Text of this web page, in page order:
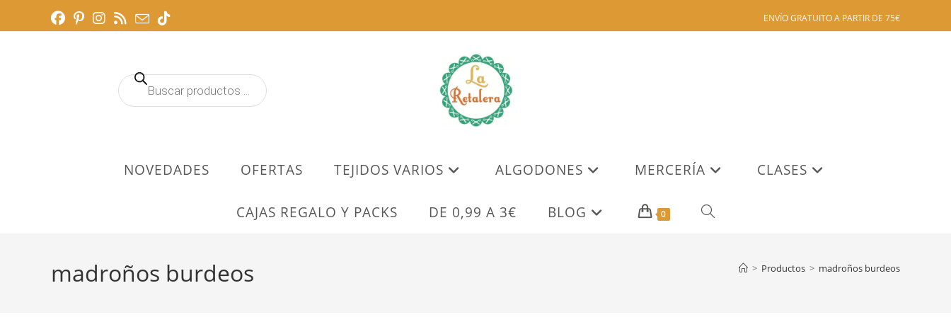
ENVÍO GRATUITO A PARTIR DE 75€
Búsqueda
de
NOVEDADES OFERTAS TEJIDOS VARIOS ALGODONES MERCERÍA CLASES
CAJAS REGALO Y PACKS DE 0,99 A 3€ BLOG 0 ALTERNAR
madroños burdeos > Productos > madroños burdeos